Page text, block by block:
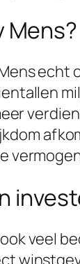
Mens?
veel